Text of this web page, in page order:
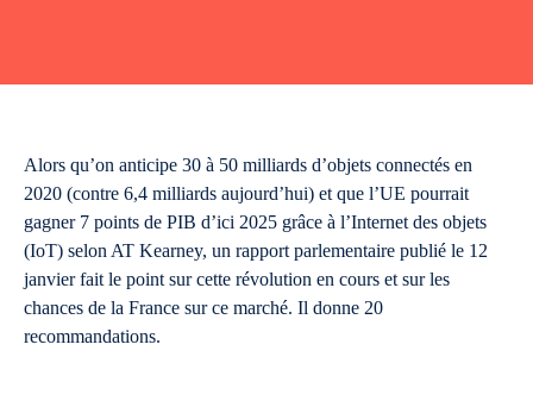
Alors qu’on anticipe 30 à 50 milliards d’objets connectés en
2020 (contre 6,4 milliards aujourd’hui) et que l’UE pourrait
gagner 7 points de PIB d’ici 2025 grâce à l’Internet des objets
(IoT) selon AT Kearney, un rapport parlementaire publié le 12
janvier fait le point sur cette révolution en cours et sur les
chances de la France sur ce marché. Il donne 20
recommandations.